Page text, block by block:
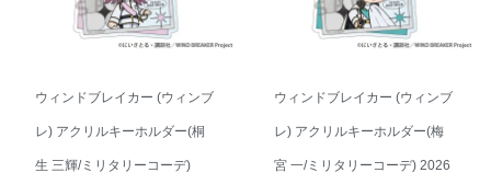
ウィンドブレイカー (ウィンブ
レ) アクリルキーホルダー(桐
生 三輝/ミリタリーコーデ)
ウィンドブレイカー (ウィンブ
レ) アクリルキーホルダー(梅
宮 一/ミリタリーコーデ) 2026